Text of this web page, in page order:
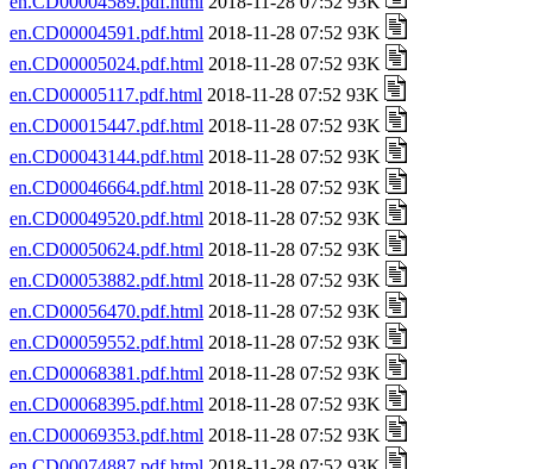
en.CD00004591.pdf.html 2018-11-28 07:52 93K
en.CD00005024.pdf.html 2018-11-28 07:52 93K
en.CD00005117.pdf.html 2018-11-28 07:52 93K
en.CD00015447.pdf.html 2018-11-28 07:52 93K
en.CD00043144.pdf.html 2018-11-28 07:52 93K
en.CD00046664.pdf.html 2018-11-28 07:52 93K
en.CD00049520.pdf.html 2018-11-28 07:52 93K
en.CD00050624.pdf.html 2018-11-28 07:52 93K
en.CD00053882.pdf.html 2018-11-28 07:52 93K
en.CD00056470.pdf.html 2018-11-28 07:52 93K
en.CD00059552.pdf.html 2018-11-28 07:52 93K
en.CD00068381.pdf.html 2018-11-28 07:52 93K
en.CD00068395.pdf.html 2018-11-28 07:52 93K
en.CD00069353.pdf.html 2018-11-28 07:52 93K